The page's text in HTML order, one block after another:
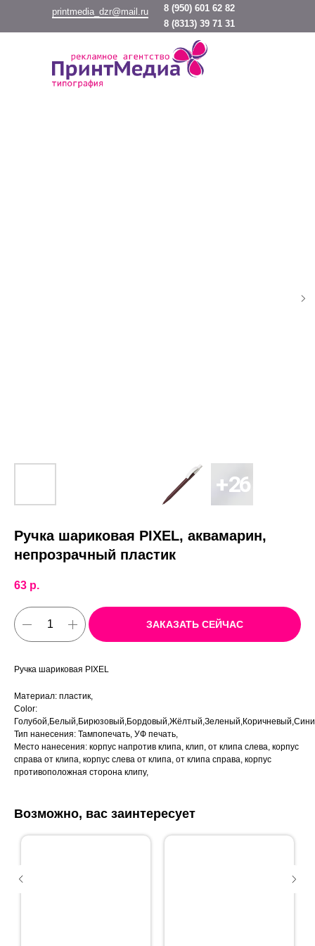
8 (950) 601 62 82
printmedia_dzr@mail.ru
8 (8313) 39 71 31
Ручка шариковая PIXEL, аквамарин,
непрозрачный пластик
63 р.
ЗАКАЗАТЬ СЕЙЧАС
Ручка шариковая PIXEL
Материал: пластик,
Color:
Тип нанесения: Тампопечать, УФ печать,
Место нанесения: корпус напротив клипа, клип, от клипа слева, корпус
справа от клипа, корпус слева от клипа, от клипа справа, корпус
противоположная сторона клипу,
Возможно, вас заинтересует